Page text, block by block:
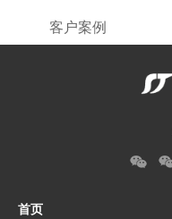
客户案例
首页